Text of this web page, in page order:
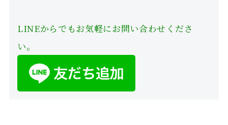
LINEからでもお気軽にお問い合わせくださ
い。